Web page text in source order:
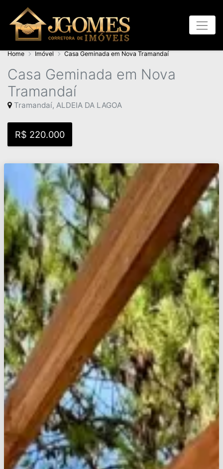
Home Imóvel Casa Geminada em Nova Tramandaí
Casa Geminada em Nova
Tramandaí
Tramandaí, ALDEIA DA LAGOA
R$ 220.000